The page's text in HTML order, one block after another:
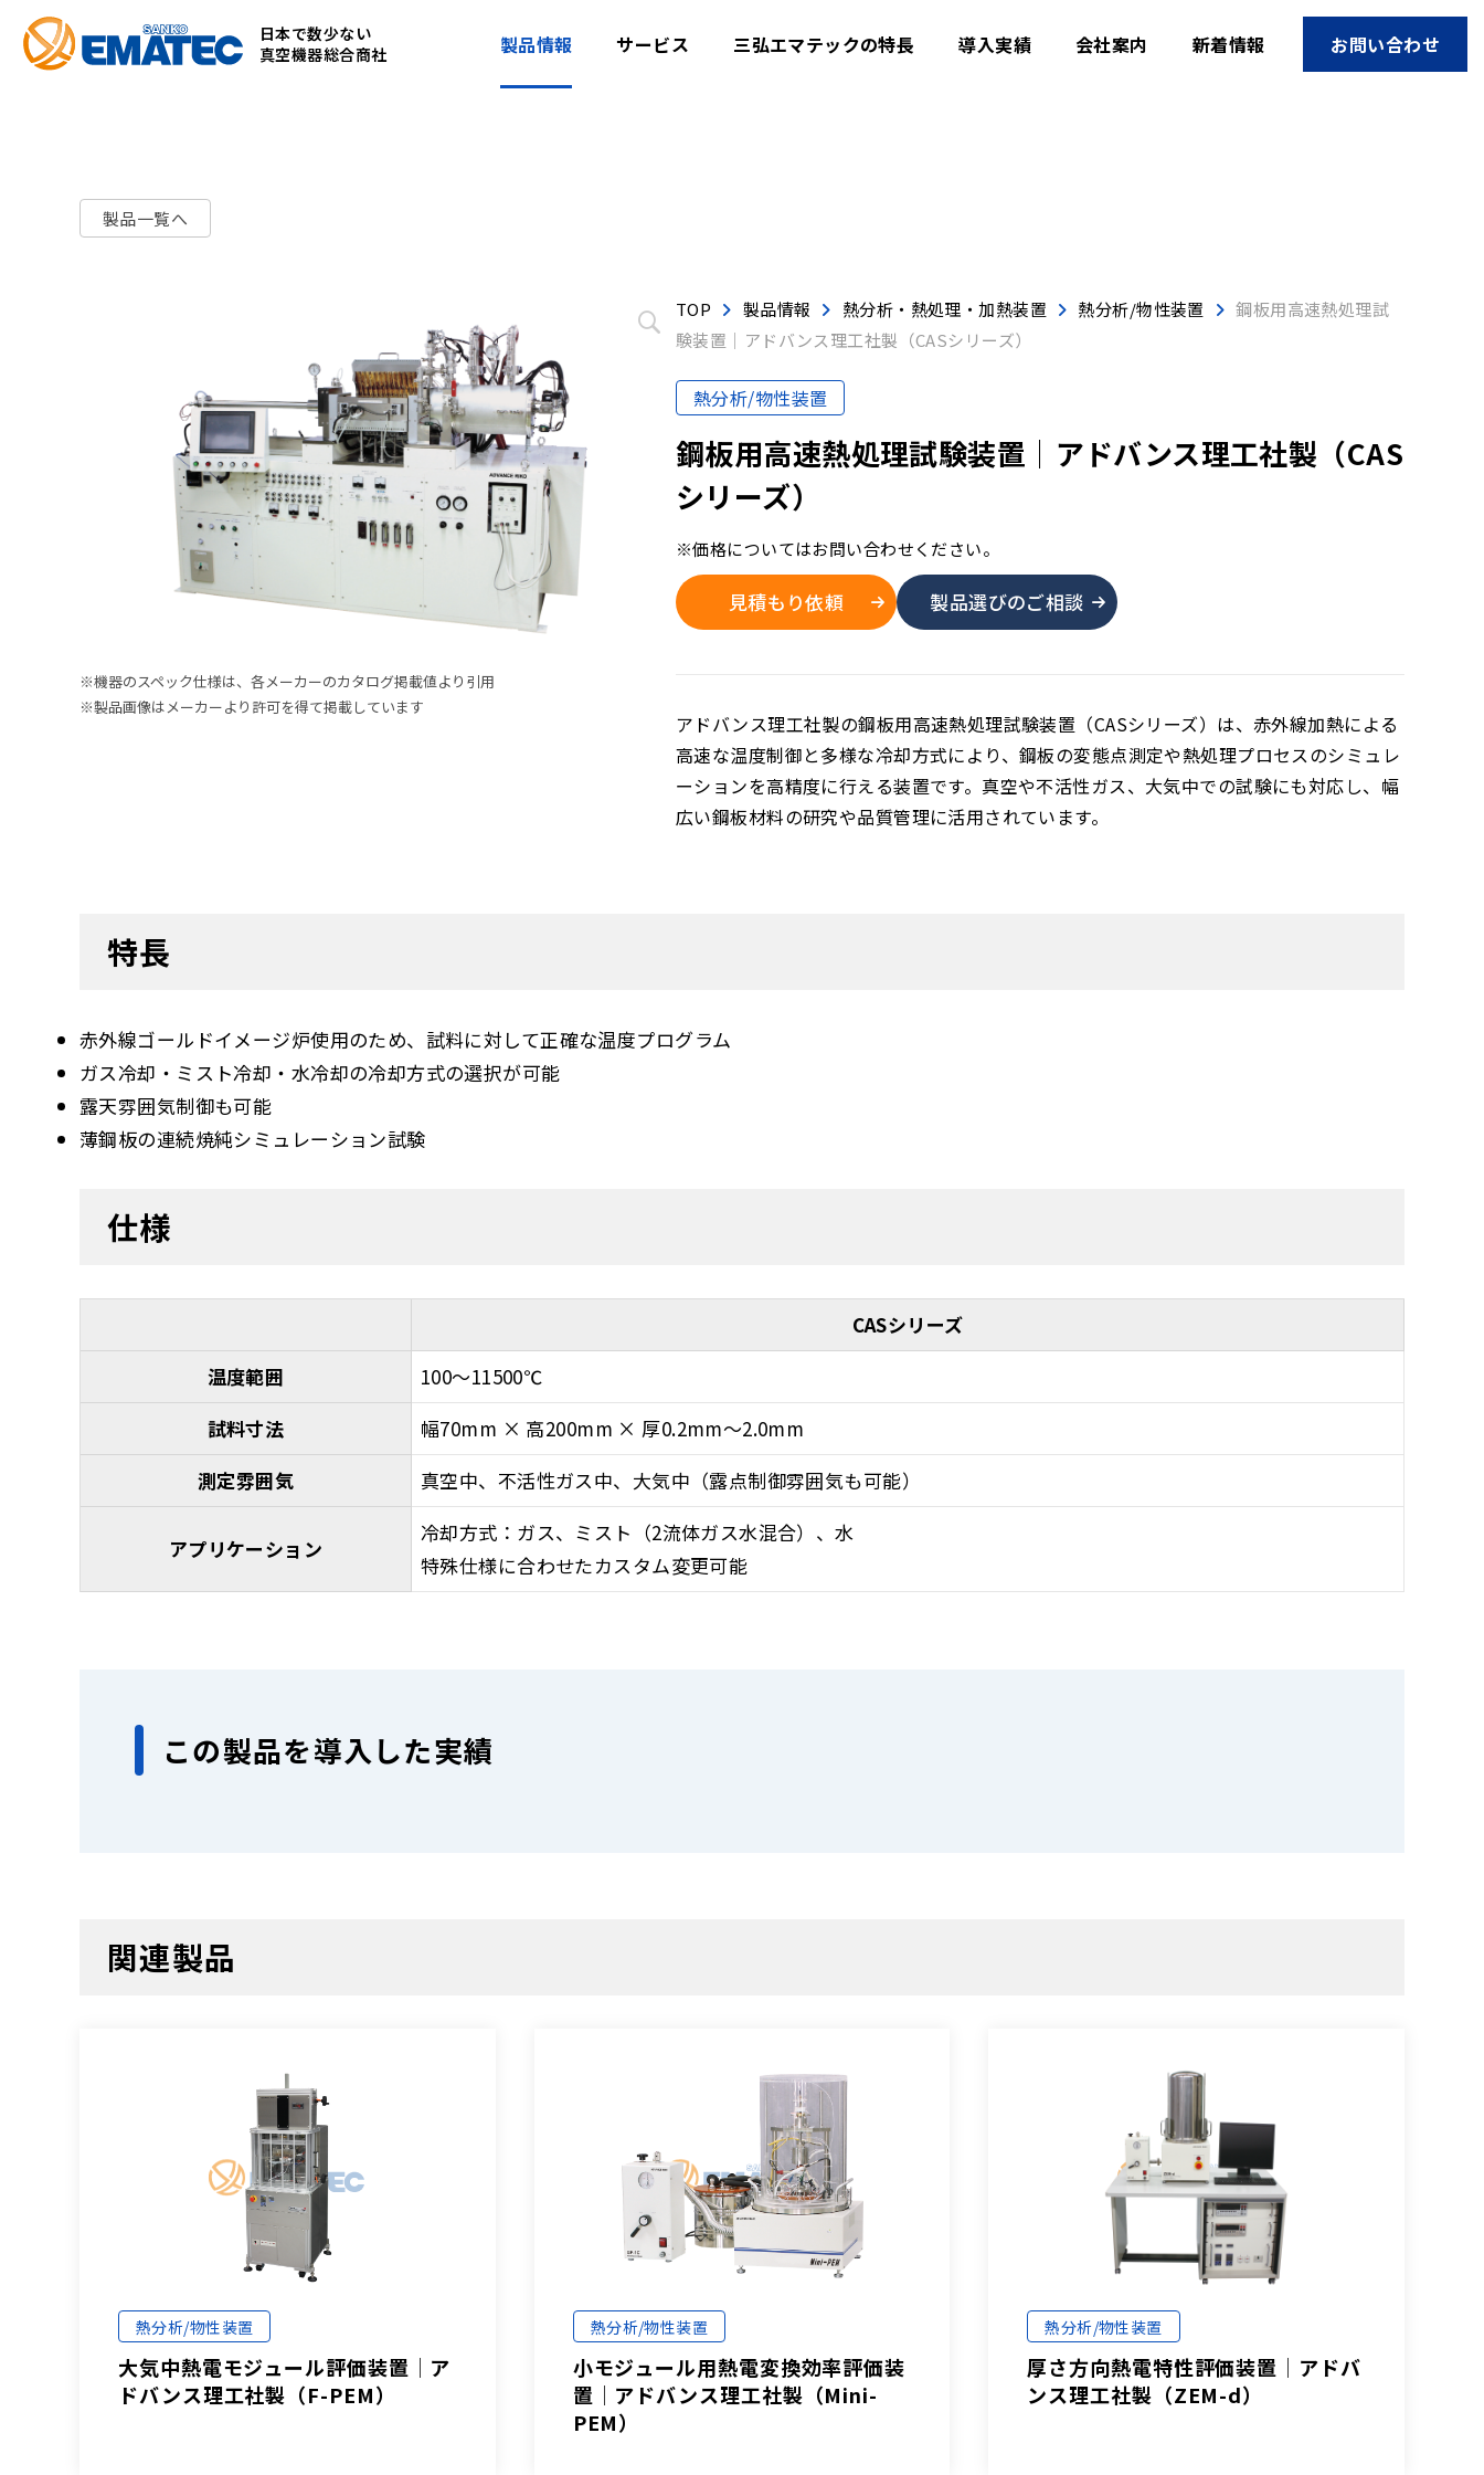
日本で数少ない
真空機器総合商社
製品情報 サービス 三弘エマテックの特長 導入実績 会社案内 新着情報 お問い合わせ
製品一覧へ
※機器のスペック仕様は、各メーカーのカタログ掲載値より引用
※製品画像はメーカーより許可を得て掲載しています
TOP 製品情報 熱分析・熱処理・加熱装置 熱分析/物性装置
鋼板用高速熱処理試
験装置│アドバンス理工社製（CASシリーズ）
熱分析/物性装置
鋼板用高速熱処理試験装置│アドバンス理工社製（CAS
シリーズ）
※価格についてはお問い合わせください。
見積もり依頼 製品選びのご相談
アドバンス理工社製の鋼板用高速熱処理試験装置（CASシリーズ）は、赤外線加熱による
高速な温度制御と多様な冷却方式により、鋼板の変態点測定や熱処理プロセスのシミュレ
ーションを高精度に行える装置です。真空や不活性ガス、大気中での試験にも対応し、幅
広い鋼板材料の研究や品質管理に活用されています。
特長
赤外線ゴールドイメージ炉使用のため、試料に対して正確な温度プログラム
ガス冷却・ミスト冷却・水冷却の冷却方式の選択が可能
露天雰囲気制御も可能
薄鋼板の連続焼純シミュレーション試験
仕様
CASシリーズ
温度範囲
100～11500℃
試料寸法
幅70mm × 高200mm × 厚0.2mm～2.0mm
測定雰囲気
真空中、不活性ガス中、大気中（露点制御雰囲気も可能）
アプリケーション
冷却方式：ガス、ミスト（2流体ガス水混合）、水
特殊仕様に合わせたカスタム変更可能
この製品を導入した実績
関連製品
熱分析/物性装置
大気中熱電モジュール評価装置│ア
ドバンス理工社製（F-PEM）
熱分析/物性装置
小モジュール用熱電変換効率評価装
置│アドバンス理工社製（Mini-
PEM）
熱分析/物性装置
厚さ方向熱電特性評価装置│アドバ
ンス理工社製（ZEM-d）